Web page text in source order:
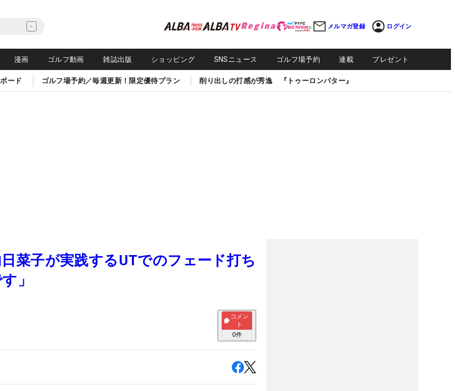
メルマガ登録 ログイン
漫画 ゴルフ動画 雑誌出版 ショッピング SNSニュース ゴルフ場予約 連載 プレゼント
ード ゴルフ場予約／毎週更新！限定優待プラン 削り出しの打感が秀逸 『トゥーロンパター』
菜子が実践するUTでのフェード打ち
」
コメン
ト
0件